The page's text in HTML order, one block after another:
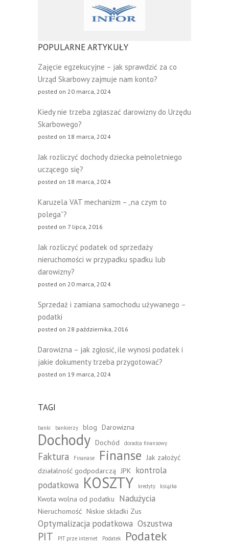
POPULARNE ARTYKUŁY
Zajęcie egzekucyjne – jak sprawdzić za co
Urząd Skarbowy zajmuje nam konto?
posted on 20 marca, 2024
Kiedy nie trzeba zgłaszać darowizny do Urzędu
Skarbowego?
posted on 18 marca, 2024
Jak rozliczyć dochody dziecka pełnoletniego
uczącego się?
posted on 18 marca, 2024
Karuzela VAT mechanizm – „na czym to
polega”?
posted on 7 lipca, 2016
Jak rozliczyć podatek od sprzedaży
nieruchomości w przypadku spadku lub
darowizny?
posted on 20 marca, 2024
Sprzedaż i zamiana samochodu używanego –
podatki
posted on 28 października, 2016
Darowizna – jak zgłosić, ile wynosi podatek i
jakie dokumenty trzeba przygotować?
posted on 19 marca, 2024
TAGI
banki bankierzy blog Darowizna
Dochody Dochód doradca finansowy
Faktura Finanase Finanse Jak założyć
działalność godpodarczą JPK kontrola
podatkowa KOSZTY kredyty książka
Kwota wolna od podatku Nadużycia
Nieruchomość Niskie składki Zus
Optymalizacja podatkowa Oszustwa
PIT PIT prze internet Podatek
Podatek